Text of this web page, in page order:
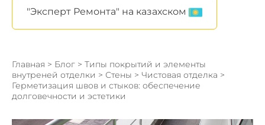
"Эксперт Ремонта" на казахском
Главная > Блог > Типы покрытий и элементы
внутреней отделки > Стены > Чистовая отделка >
Герметизация швов и стыков: обеспечение
долговечности и эстетики